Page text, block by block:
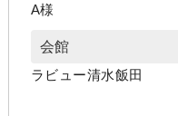
A様
会館
ラビュー清水飯田